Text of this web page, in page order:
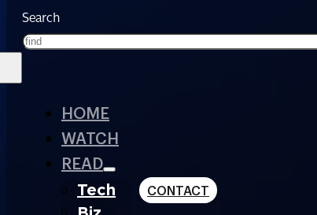
Search
HOME
WATCH
READ
Tech
CONTACT